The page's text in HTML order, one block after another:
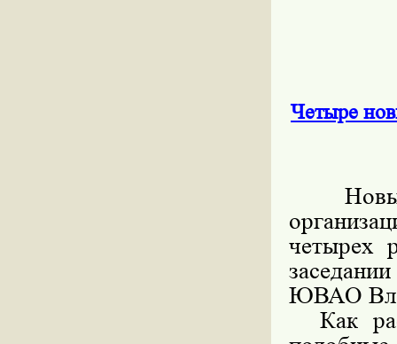
Четыре
Новые
четырех
ЮВАО
Как